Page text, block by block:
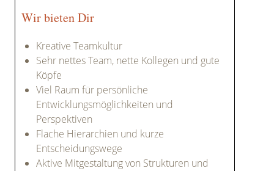
Wir bieten Dir
Kreative Teamkultur
Sehr nettes Team, nette Kollegen und gute
Köpfe
Viel Raum für persönliche
Entwicklungsmöglichkeiten und
Perspektiven
Flache Hierarchien und kurze
Entscheidungswege
Aktive Mitgestaltung von Strukturen und